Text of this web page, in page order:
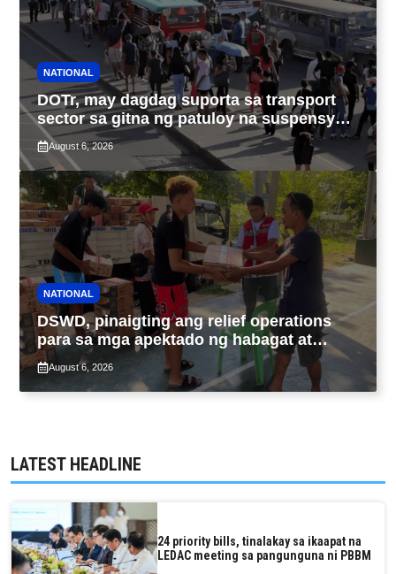
NATIONAL
DOTr, may dagdag suporta sa transport
sector sa gitna ng patuloy na suspensyon
ng taas-pasahe
August 6, 2026
NATIONAL
DSWD, pinaigting ang relief operations
para sa mga apektado ng habagat at
Bagyong Luis, Maymay
August 6, 2026
LATEST HEADLINE
24 priority bills, tinalakay sa ikaapat na
LEDAC meeting sa pangunguna ni PBBM